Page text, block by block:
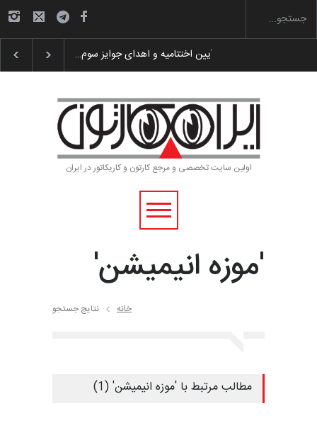
گزارش تصویری آیین اختتامیه و اهدای جوایز سوم…
اولین سایت تخصصی و مرجع کارتون و کاریکاتور در ایران
'موزه انیمیشن'
خانه نتایج جستجو
مطالب مرتبط با 'موزه انیمیشن' (1)